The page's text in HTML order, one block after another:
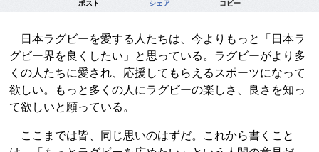
ポスト シェア コピー
日本ラグビーを愛する人たちは、今よりもっと「日本ラ
グビー界を良くしたい」と思っている。ラグビーがより多
くの人たちに愛され、応援してもらえるスポーツになって
欲しい。もっと多くの人にラグビーの楽しさ、良さを知っ
て欲しいと願っている。
ここまでは皆、同じ思いのはずだ。これから書くこと